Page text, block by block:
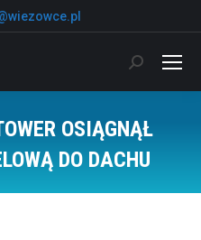
Szukaj:
OSIĄGNĄŁ
DO DACHU